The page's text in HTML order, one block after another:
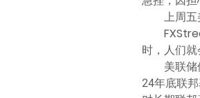
上周五
时，人们
美联
24年底联